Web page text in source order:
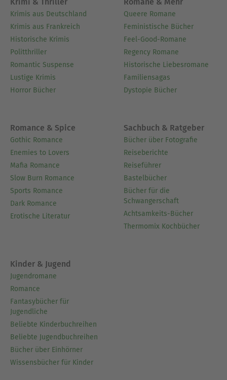
Krimis aus Deutschland
Krimis aus Frankreich
Historische Krimis
Politthriller
Romantic Suspense
Lustige Krimis
Horror Bücher
Queere Romane
Feministische Bücher
Feel-Good-Romane
Regency Romane
Historische Liebesromane
Familiensagas
Dystopie Bücher
Romance & Spice
Gothic Romance
Enemies to Lovers
Mafia Romance
Slow Burn Romance
Sports Romance
Dark Romance
Erotische Literatur
Sachbuch & Ratgeber
Bücher über Fotografie
Reiseberichte
Reiseführer
Bastelbücher
Bücher für die
Schwangerschaft
Achtsamkeits-Bücher
Thermomix Kochbücher
Kinder & Jugend
Jugendromane
Romance
Fantasybücher für
Jugendliche
Beliebte Kinderbuchreihen
Beliebte Jugendbuchreihen
Bücher über Einhörner
Wissensbücher für Kinder